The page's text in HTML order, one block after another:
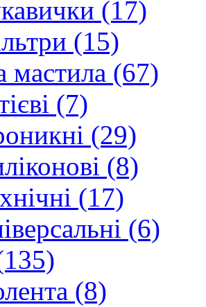
(17)
(15)
мастила (67)
(7)
(29)
(8)
(17)
(6)
(8)